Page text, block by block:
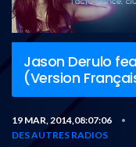
Jason Derulo
(Version
19 MAR, 2014,08:07:06 •
DES AUTRES RADIOS